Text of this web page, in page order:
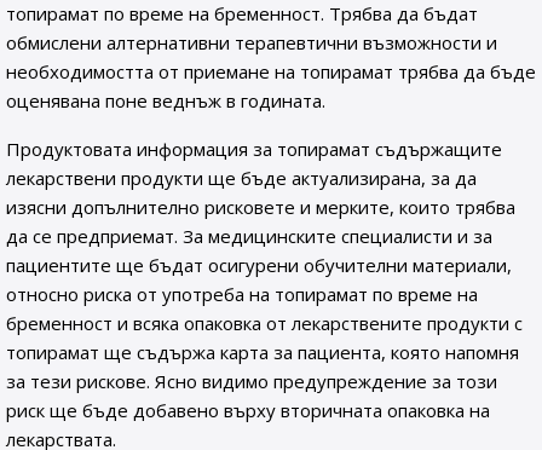
топирамат по време на бременност. Трябва да бъдат
обмислени алтернативни терапевтични възможности и
необходимостта от приемане на топирамат трябва да бъде
оценявана поне веднъж в годината.
Продуктовата информация за топирамат съдържащите
лекарствени продукти ще бъде актуализирана, за да
изясни допълнително рисковете и мерките, които трябва
да се предприемат. За медицинските специалисти и за
пациентите ще бъдат осигурени обучителни материали,
относно риска от употреба на топирамат по време на
бременност и всяка опаковка от лекарствените продукти с
топирамат ще съдържа карта за пациента, която напомня
за тези рискове. Ясно видимо предупреждение за този
риск ще бъде добавено върху вторичната опаковка на
лекарствата.